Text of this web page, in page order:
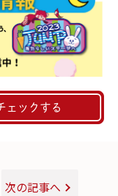
ェックする
次の記事へ